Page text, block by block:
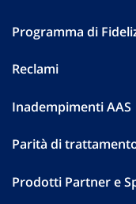
Programma di
Reclami
Inadempimenti AAS
Parità di
Prodotti Partner e